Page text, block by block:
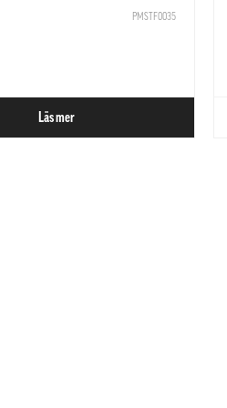
PMSTF0035
Läs mer